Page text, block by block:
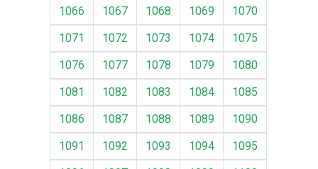
1066
1067 1068 1069
1070
1071
1072 1073 1074
1075
1076
1077 1078 1079
1080
1081
1082 1083 1084
1085
1086
1087 1088 1089
1090
1091
1092 1093 1094
1095